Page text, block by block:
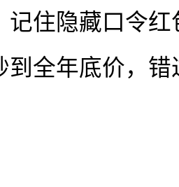
记住隐藏口令红
到全年底价，